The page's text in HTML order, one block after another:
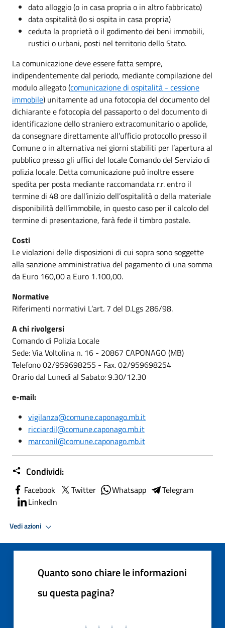
dato alloggio (o in casa propria o in altro fabbricato)
data ospitalità (lo si ospita in casa propria)
ceduta la proprietà o il godimento dei beni immobili,
rustici o urbani, posti nel territorio dello Stato.
La comunicazione deve essere fatta sempre,
indipendentemente dal periodo, mediante compilazione del
modulo allegato (comunicazione di ospitalità - cessione
immobile) unitamente ad una fotocopia del documento del
dichiarante e fotocopia del passaporto o del documento di
identificazione dello straniero extracomunitario o apolide,
da consegnare direttamente all’ufficio protocollo presso il
Comune o in alternativa nei giorni stabiliti per l’apertura al
pubblico presso gli uffici del locale Comando del Servizio di
polizia locale. Detta comunicazione può inoltre essere
spedita per posta mediante raccomandata r.r. entro il
termine di 48 ore dall’inizio dell’ospitalità o della materiale
disponibilità dell’immobile, in questo caso per il calcolo del
termine di presentazione, farà fede il timbro postale.
Costi
Le violazioni delle disposizioni di cui sopra sono soggette
alla sanzione amministrativa del pagamento di una somma
da Euro 160,00 a Euro 1.100,00.
Normative
Riferimenti normativi L’art. 7 del D.Lgs 286/98.
A chi rivolgersi
Comando di Polizia Locale
Sede: Via Voltolina n. 16 - 20867 CAPONAGO (MB)
Telefono 02/959698255 - Fax. 02/959698254
Orario dal Lunedì al Sabato: 9.30/12.30
e-mail:
vigilanza@comune.caponago.mb.it
ricciardil@comune.caponago.mb.it
marconil@comune.caponago.mb.it
Condividi:
Facebook Twitter Whatsapp
Telegram
LinkedIn
Vedi azioni
Quanto sono chiare le informazioni
su questa pagina?